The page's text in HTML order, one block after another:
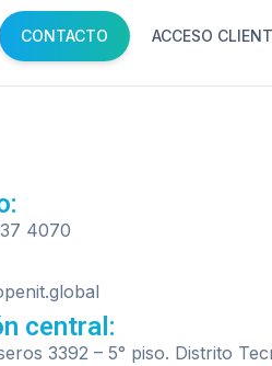
CONTACTO ACCESO
4070
central:
3392 – 5° piso. Distrito